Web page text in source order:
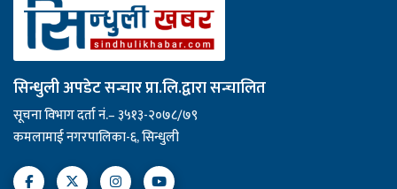
सिन्धुली अपडेट सन्चार प्रा.लि.द्वारा सन्चालित
सूचना विभाग दर्ता नं.– ३५१३-२०७८/७९
कमलामाई नगरपालिका-६, सिन्धुली